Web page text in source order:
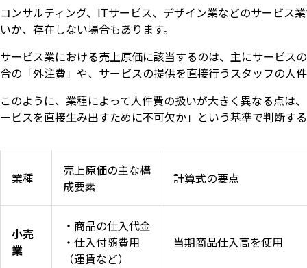
コンサルティング、ITサービス、デザイン業などのサービス
いか、存在しない場合もあります。
サービス業における売上原価に該当するのは、主にサービス
合の「外注費」や、サービスの提供を直接行うスタッフの人
このように、業種によって人件費の扱いが大きく異なる点は
ービスを直接生み出すために不可欠か」という基準で判断す
業種
売上原価の主な構
成要素
計算式の要点
小売
業
・商品の仕入代金
・仕入付随費用
（運賃など）
当期商品仕入高を使用